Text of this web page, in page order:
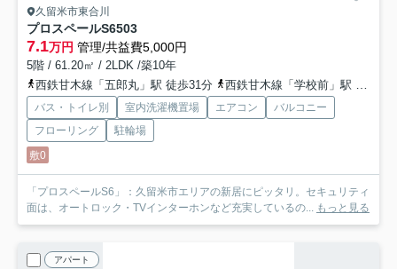
久留米市東合川
プロスペールS6503
7.1万円 管理/共益費5,000円
5階 / 61.20㎡ / 2LDK /築10年
西鉄甘木線「五郎丸」駅 徒歩31分
西鉄甘木線「学校前」駅 徒歩28分
バス・トイレ別 室内洗濯機置場 エアコン
バルコニー
フローリング
駐輪場
敷0
「プロスペールS6」：久留米市エリアの新居にピッタリ。セキュリティ
面は、オートロック・TVインターホンなど充実しているの... もっと見る
アパート